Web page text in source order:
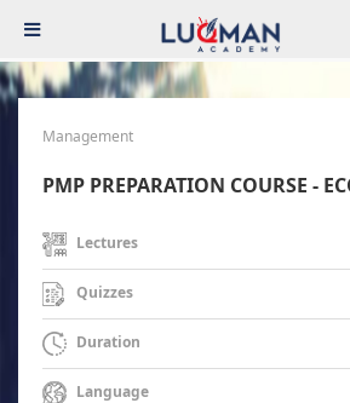
Management
PMP PREPARATION COURSE -
Lectures
Quizzes
Duration
Language